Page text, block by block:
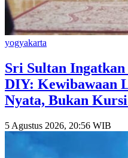
yogyakarta
Sri Sultan
DIY: Kewibawaan
Nyata, Bukan
5 Agustus 2026, 20:56 WIB